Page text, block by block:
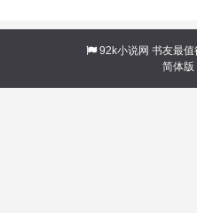
神一战中,灭世
更是送葬了整
时,葬神棺名动
名少年被活埋,
92k小说网 书友最值
简体版